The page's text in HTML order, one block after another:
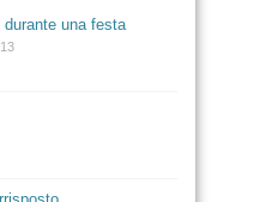
durante una festa